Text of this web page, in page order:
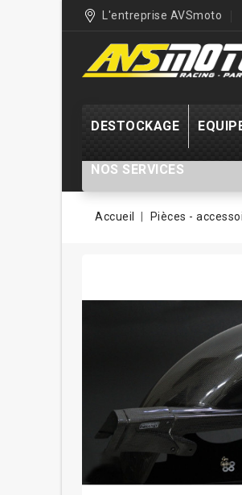
L'entreprise AVSmoto
DESTOCKAGE
NOS SERVICES
Accueil Pièces -